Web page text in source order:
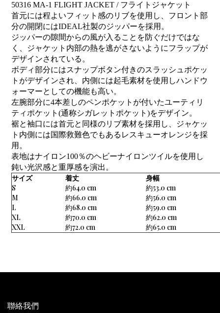
50316 MA-1 FLIGHT JACKET / フライトジャケット
首元には程よいフィット感のリブを使用し、フロント部
分の開閉にはIDEAL社製のジッパーを採用。
ジッパーの隙間からの風が入ることを防ぐだけではな
く、ジャケット内部の熱を逃がさないようにフラップが
デザインされている。
ボディ部分にはスナップボタン付きのスラッシュポケッ
トがデザインされ、内側には起毛素材を使用しハンドウ
ォーマーとしての機能も高い。
左腕部分に4本差しのペンポケットが付いたユーティリ
ティポケット(通称シガレットポケット)をデザイン。
裾と袖口には首元と同様のリブ素材を採用し、ジャケッ
ト内側には国際救難色でもあるレスキューオレンジを採
用。
表地はナイロン100％のヘビーナイロンツイルを使用し
鈍い光沢感と重厚感を演出。
サイズ 着丈
身幅
S
約64.0 cm
約53.0 cm
M
約66.0 cm
約56.0 cm
L
約68.0 cm
約59.0 cm
XL
約70.0 cm
約62.0 cm
XXL
約72.0 cm 約65.0 cm
聯絡我們